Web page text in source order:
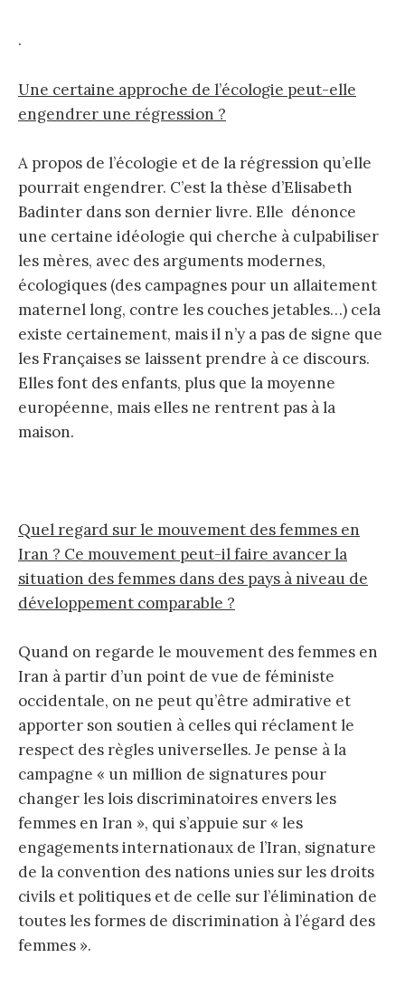
.
Une certaine approche de l’écologie peut-elle
engendrer une régression ?
A propos de l’écologie et de la régression qu’elle
pourrait engendrer. C’est la thèse d’Elisabeth
Badinter dans son dernier livre. Elle dénonce
une certaine idéologie qui cherche à culpabiliser
les mères, avec des arguments modernes,
écologiques (des campagnes pour un allaitement
maternel long, contre les couches jetables…) cela
existe certainement, mais il n’y a pas de signe que
les Françaises se laissent prendre à ce discours.
Elles font des enfants, plus que la moyenne
européenne, mais elles ne rentrent pas à la
maison.
Quel regard sur le mouvement des femmes en
Iran ? Ce mouvement peut-il faire avancer la
situation des femmes dans des pays à niveau de
développement comparable ?
Quand on regarde le mouvement des femmes en
Iran à partir d’un point de vue de féministe
occidentale, on ne peut qu’être admirative et
apporter son soutien à celles qui réclament le
respect des règles universelles. Je pense à la
campagne « un million de signatures pour
changer les lois discriminatoires envers les
femmes en Iran », qui s’appuie sur « les
engagements internationaux de l’Iran, signature
de la convention des nations unies sur les droits
civils et politiques et de celle sur l’élimination de
toutes les formes de discrimination à l’égard des
femmes ».